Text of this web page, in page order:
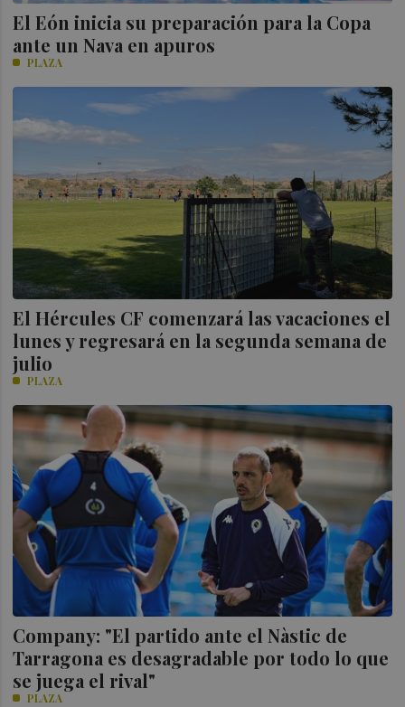
El Eón inicia su preparación para la Copa
ante un Nava en apuros
PLAZA
El Hércules CF comenzará las vacaciones el
lunes y regresará en la segunda semana de
julio
PLAZA
Company: "El partido ante el Nàstic de
Tarragona es desagradable por todo lo que
se juega el rival"
PLAZA